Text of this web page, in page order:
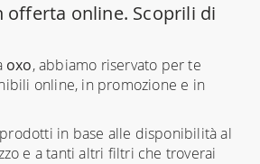
offerta online. Scoprili di
oxo, abbiamo riservato per te
online, in promozione e in
in base alle disponibilità al
e a tanti altri filtri che troverai